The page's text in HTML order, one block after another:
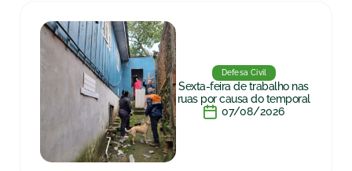
Defesa Civil
Sexta-feira de trabalho nas
ruas por causa do temporal
07/08/2026